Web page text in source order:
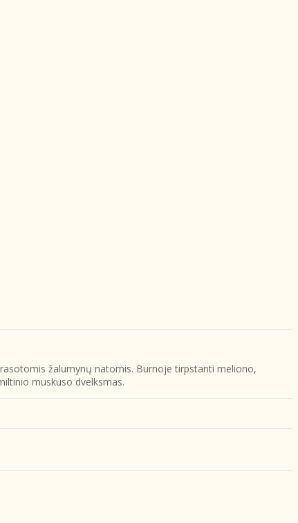
žalumynų natomis. Burnoje tirpstanti meliono,
muskuso dvelksmas.